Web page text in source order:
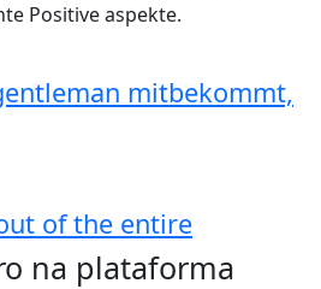
Positive aspekte.
mitbekommt,
of the entire
na plataforma